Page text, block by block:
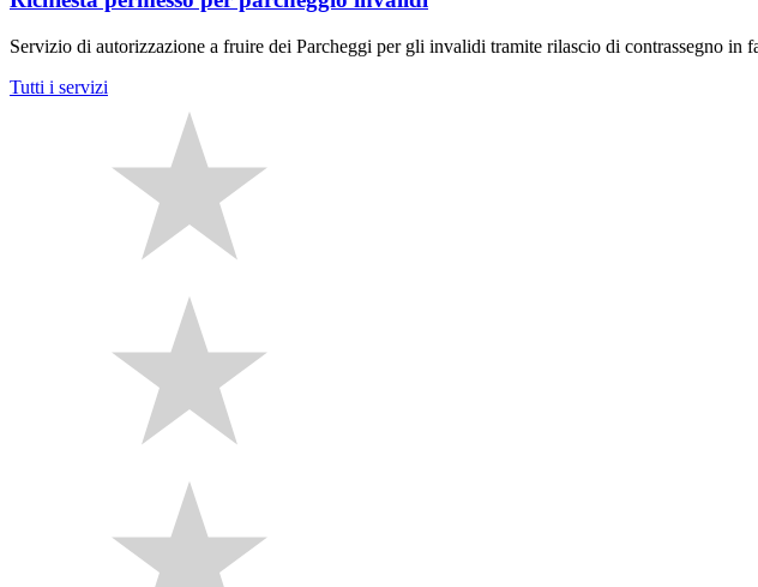
Servizio di autorizzazione a fruire dei Parcheggi per gli invalidi tramite rilascio di contrassegno in
Tutti i servizi